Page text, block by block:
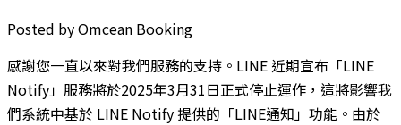
Posted byOmcean Booking
感謝您一直以來對我們服務的支持。LINE 近期宣布「LINE
Notify」服務將於2025年3月31日正式停止運作，這將影響我
們系統中基於 LINE Notify 提供的「LINE通知」功能。由於